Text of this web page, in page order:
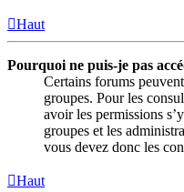
Haut
Pourquoi ne puis-je pas
Certains forums
groupes. Pour les
avoir les permissions
groupes et les
vous devez donc les
Haut